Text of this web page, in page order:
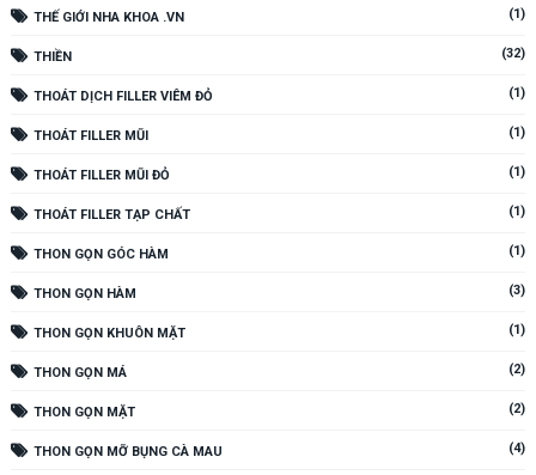
THẾ GIỚI NHA KHOA .VN (1)
THIỀN (32)
THOÁT DỊCH FILLER VIÊM ĐỎ (1)
THOÁT FILLER MŨI (1)
THOÁT FILLER MŨI ĐỎ (1)
THOÁT FILLER TẠP CHẤT (1)
THON GỌN GÓC HÀM (1)
THON GỌN HÀM (3)
THON GỌN KHUÔN MẶT (1)
THON GỌN MÁ (2)
THON GỌN MẶT (2)
THON GỌN MỠ BỤNG CÀ MAU (4)